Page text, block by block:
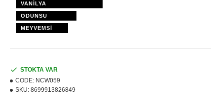
VANİLYA
ODUNSU
MEYVEMSİ
STOKTA VAR
CODE: NCW059
SKU: 8699913826849